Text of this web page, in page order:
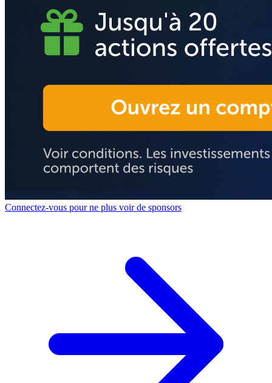
Connectez-vous pour ne plus voir de sponsors